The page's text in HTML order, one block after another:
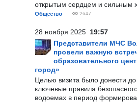
открытым сердцем и сильным
Общество 2647
28 ноября 2025 19:57
Представители МЧС
провели важную
образовательного
город»
Целью визита было донести
ключевые правила
водоемах в период